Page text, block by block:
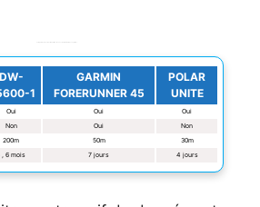
DW-
1
GARMIN
FORERUNNER 45
POLAR
UNITE
Oui Oui
Oui
Non Oui
Non
200m 50m
30m
, 6 mois 7 jours 4 jours